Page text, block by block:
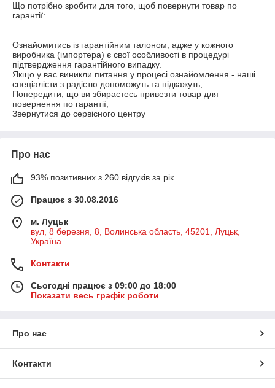
Що потрібно зробити для того, щоб повернути товар по
гарантії:
Ознайомитись із гарантійним талоном, адже у кожного
виробника (імпортера) є свої особливості в процедурі
підтвердження гарантійного випадку.
Якщо у вас виникли питання у процесі ознайомлення - наші
спеціалісти з радістю допоможуть та підкажуть;
Попередити, що ви збираєтесь привезти товар для
повернення по гарантії;
Про нас
93% позитивних з 260 відгуків за рік
Працює з 30.08.2016
м. Луцьк
вул, 8 березня, 8, Волинська область, 45201, Луцьк,
Україна
Контакти
Сьогодні працює з 09:00 до 18:00
Показати весь графік роботи
Про нас
Контакти